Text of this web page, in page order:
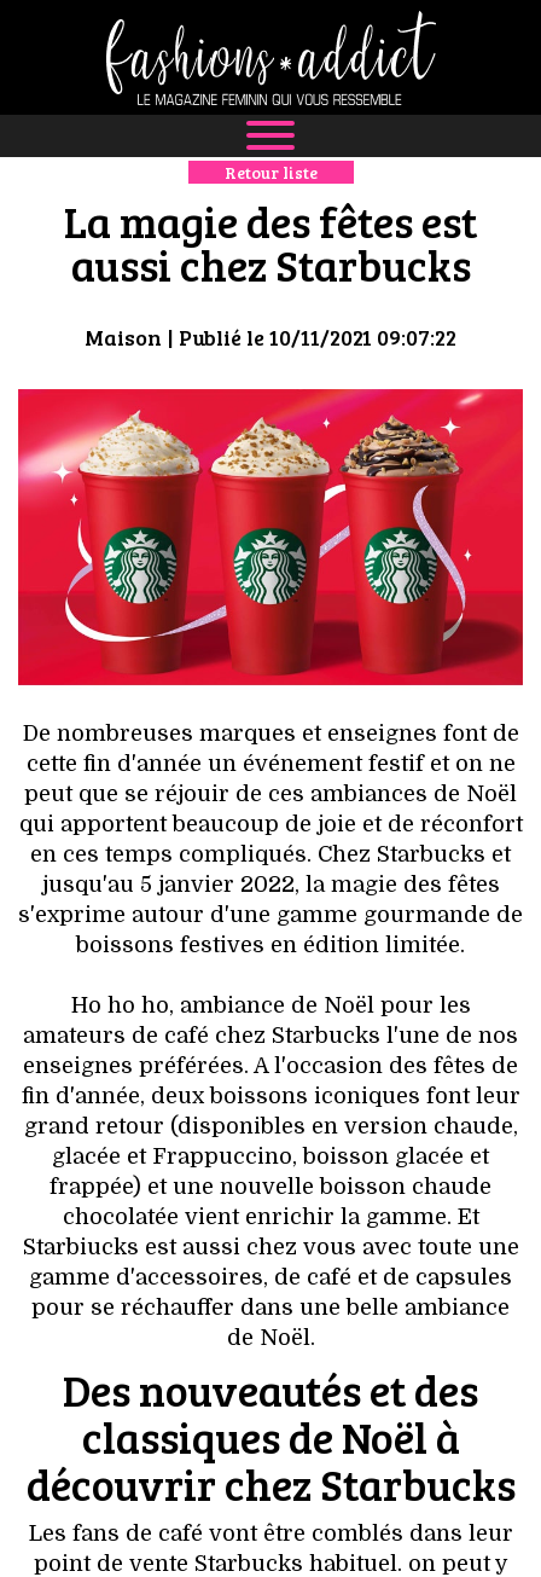
NEWS
MODE
BOUTIQUE
CULTURE
HIGH TECH
MAISON
AUTO
LIEUX TENDANCES
BEAUTÉ
MODE DE RUE
JEUNES CRÉATEURS
DÉCO
VOYAGES & LOISIRS
Retour liste
La magie des fêtes est
aussi chez Starbucks
Maison | Publié le 10/11/2021 09:07:22
De nombreuses marques et enseignes font de
cette fin d'année un événement festif et on ne
peut que se réjouir de ces ambiances de Noël
qui apportent beaucoup de joie et de réconfort
en ces temps compliqués. Chez Starbucks et
jusqu'au 5 janvier 2022, la magie des fêtes
s'exprime autour d'une gamme gourmande de
boissons festives en édition limitée.
Ho ho ho, ambiance de Noël pour les
amateurs de café chez Starbucks l'une de nos
enseignes préférées. A l'occasion des fêtes de
fin d'année, deux boissons iconiques font leur
grand retour (disponibles en version chaude,
glacée et Frappuccino, boisson glacée et
frappée) et une nouvelle boisson chaude
chocolatée vient enrichir la gamme. Et
Starbiucks est aussi chez vous avec toute une
gamme d'accessoires, de café et de capsules
pour se réchauffer dans une belle ambiance
de Noël.
Des nouveautés et des
classiques de Noël à
découvrir chez Starbucks
Les fans de café vont être comblés dans leur
point de vente Starbucks habituel. on peut y